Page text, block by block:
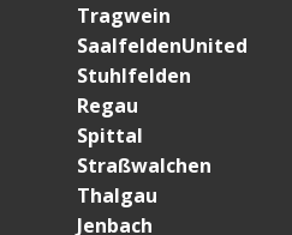
Tragwein
SaalfeldenUnited
Stuhlfelden
Regau
Spittal
Straßwalchen
Thalgau
Jenbach